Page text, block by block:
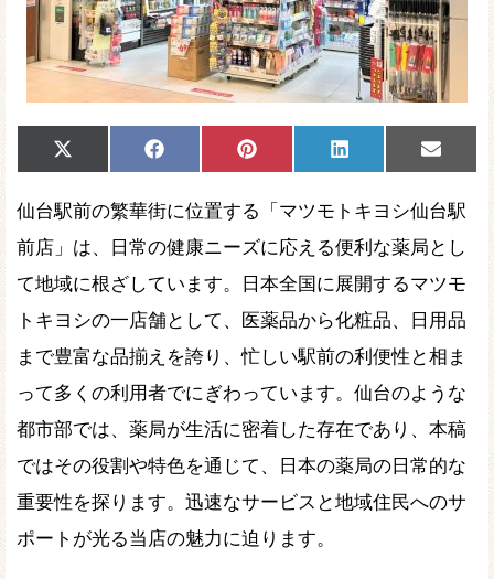
Share
on
X
(Twitter)
Share
on
Facebook Share
on
Pinterest Share
on
LinkedIn
Share
on
Email
仙台駅前の繁華街に位置する「マツモトキヨシ仙台駅
前店」は、日常の健康ニーズに応える便利な薬局とし
て地域に根ざしています。日本全国に展開するマツモ
トキヨシの一店舗として、医薬品から化粧品、日用品
まで豊富な品揃えを誇り、忙しい駅前の利便性と相ま
って多くの利用者でにぎわっています。仙台のような
都市部では、薬局が生活に密着した存在であり、本稿
ではその役割や特色を通じて、日本の薬局の日常的な
重要性を探ります。迅速なサービスと地域住民へのサ
ポートが光る当店の魅力に迫ります。